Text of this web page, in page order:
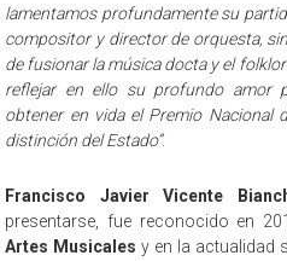
lamentamos profundamente su
compositor y director de orquesta,
de fusionar la música docta y el
reflejar en ello su profundo amor
obtener en vida el Premio Nacional
distinción del Estado”.
Francisco Javier Vicente
presentarse, fue reconocido en
Artes Musicales y en la actualidad